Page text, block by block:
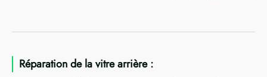
Réparation de la vitre arrière :